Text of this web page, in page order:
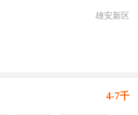
雄安新区
4-7千